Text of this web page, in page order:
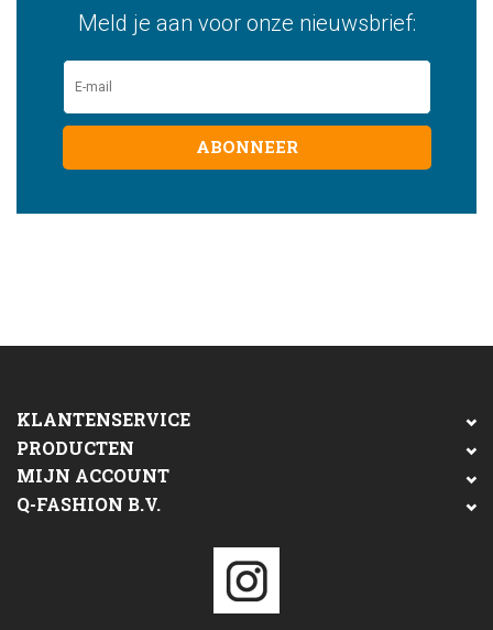
Meld je aan voor onze nieuwsbrief:
ABONNEER
KLANTENSERVICE
PRODUCTEN
MIJN ACCOUNT
Q-FASHION B.V.